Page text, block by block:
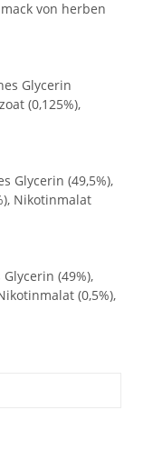
von herben
Glycerin
(0,125%),
Glycerin (49,5%),
Nikotinmalat
(49%),
(0,5%),